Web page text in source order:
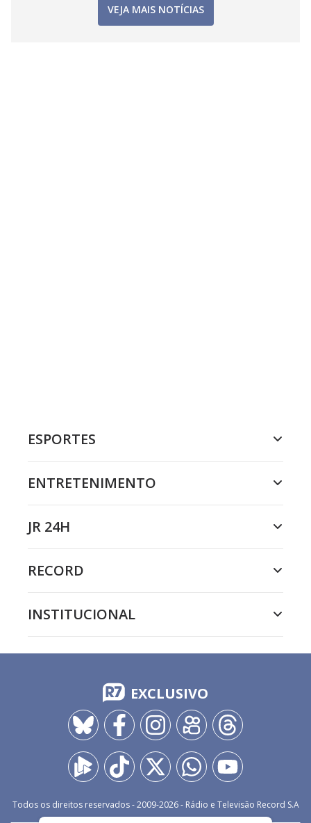
VEJA MAIS NOTÍCIAS
ESPORTES
ENTRETENIMENTO
JR 24H
RECORD
INSTITUCIONAL
EXCLUSIVO
Todos os direitos reservados - 2009-2026- Rádio e Televisão Record S.A